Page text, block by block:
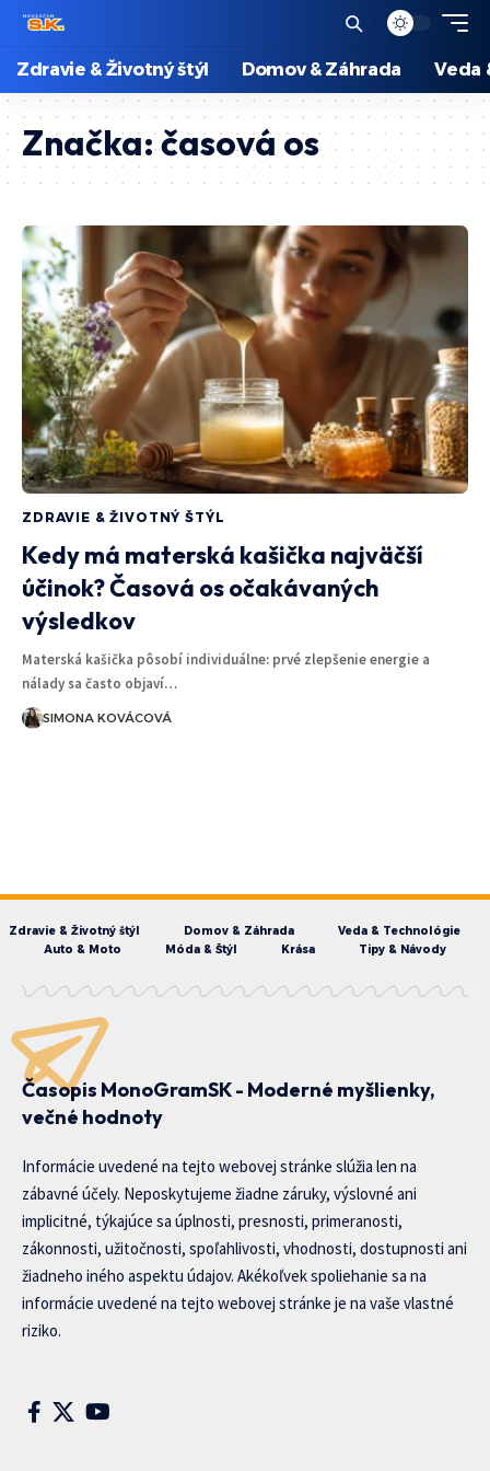
Zdravie & Životný štýl Domov & Záhrada Veda
Značka:časová os
ZDRAVIE & ŽIVOTNÝ ŠTÝL
Kedy má materská kašička najväčší
účinok? Časová os očakávaných
výsledkov
Materská kašička pôsobí individuálne: prvé zlepšenie energie a
nálady sa často objaví…
SIMONA KOVÁCOVÁ
Zdravie & Životný štýl Domov & Záhrada
Veda & Technológie
Auto & Moto
Móda & Štýl Krása Tipy & Návody
Časopis MonoGramSK - Moderné myšlienky,
večné hodnoty
Informácie uvedené na tejto webovej stránke slúžia len na
zábavné účely. Neposkytujeme žiadne záruky, výslovné ani
implicitné, týkajúce sa úplnosti, presnosti, primeranosti,
zákonnosti, užitočnosti, spoľahlivosti, vhodnosti, dostupnosti ani
žiadneho iného aspektu údajov. Akékoľvek spoliehanie sa na
informácie uvedené na tejto webovej stránke je na vaše vlastné
riziko.